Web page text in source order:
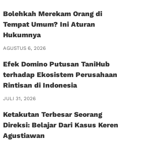
Bolehkah Merekam Orang di
Tempat Umum? Ini Aturan
Hukumnya
AGUSTUS 6, 2026
Efek Domino Putusan TaniHub
terhadap Ekosistem Perusahaan
Rintisan di Indonesia
JULI 31, 2026
Ketakutan Terbesar Seorang
Direksi: Belajar Dari Kasus Keren
Agustiawan